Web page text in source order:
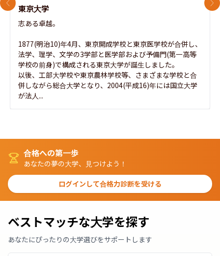
東京大学
志ある卓越。
1877(明治10)年4月、東京開成学校と東京医学校が合併し、
法学、理学、文学の3学部と医学部および予備門(第一高等
学校の前身)で構成される東京大学が誕生しました。
以後、工部大学校や東京農林学校等、さまざまな学校と合
併しながら総合大学となり、2004(平成16)年には国立大学
が法人...
前のスライド 次
合格への第一歩
あなたの夢の大学、見つけよう！
ログインして合格力診断を受ける
ベストマッチな大学を探す
あなたにぴったりの大学選びをサポートします